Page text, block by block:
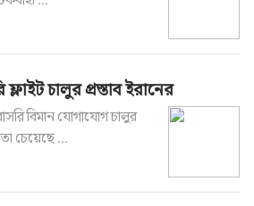
চালুর প্রস্তাব ইরানের
বিমান যোগাযোগ চালুর
চেয়েছে ...